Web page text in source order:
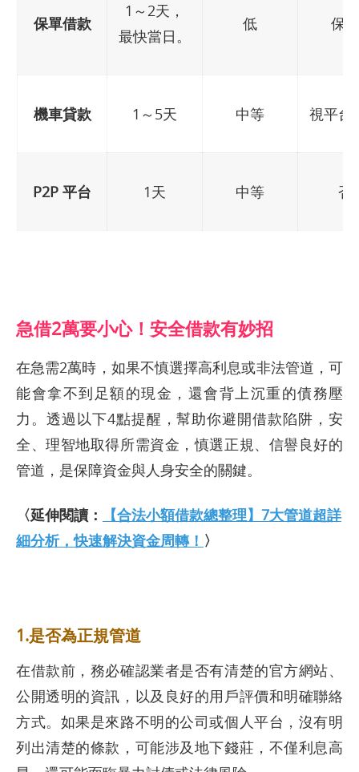
保單借款
1～2天，
最快當日。
低 保單
機車貸款 1～5天 中等 視平台
P2P 平台 1天 中等 否
急借2萬要小心！安全借款有妙招
在急需2萬時，如果不慎選擇高利息或非法管道，可
能會拿不到足額的現金，還會背上沉重的債務壓
力。透過以下4點提醒，幫助你避開借款陷阱，安
全、理智地取得所需資金，慎選正規、信譽良好的
管道，是保障資金與人身安全的關鍵。
〈延伸閱讀：
【合法小額借款總整理】7大管道超詳
細分析，快速解決資金周轉！ 〉
1.是否為正規管道
在借款前，務必確認業者是否有清楚的官方網站、
公開透明的資訊，以及良好的用戶評價和明確聯絡
方式。如果是來路不明的公司或個人平台，沒有明
列出清楚的條款，可能涉及地下錢莊，不僅利息高